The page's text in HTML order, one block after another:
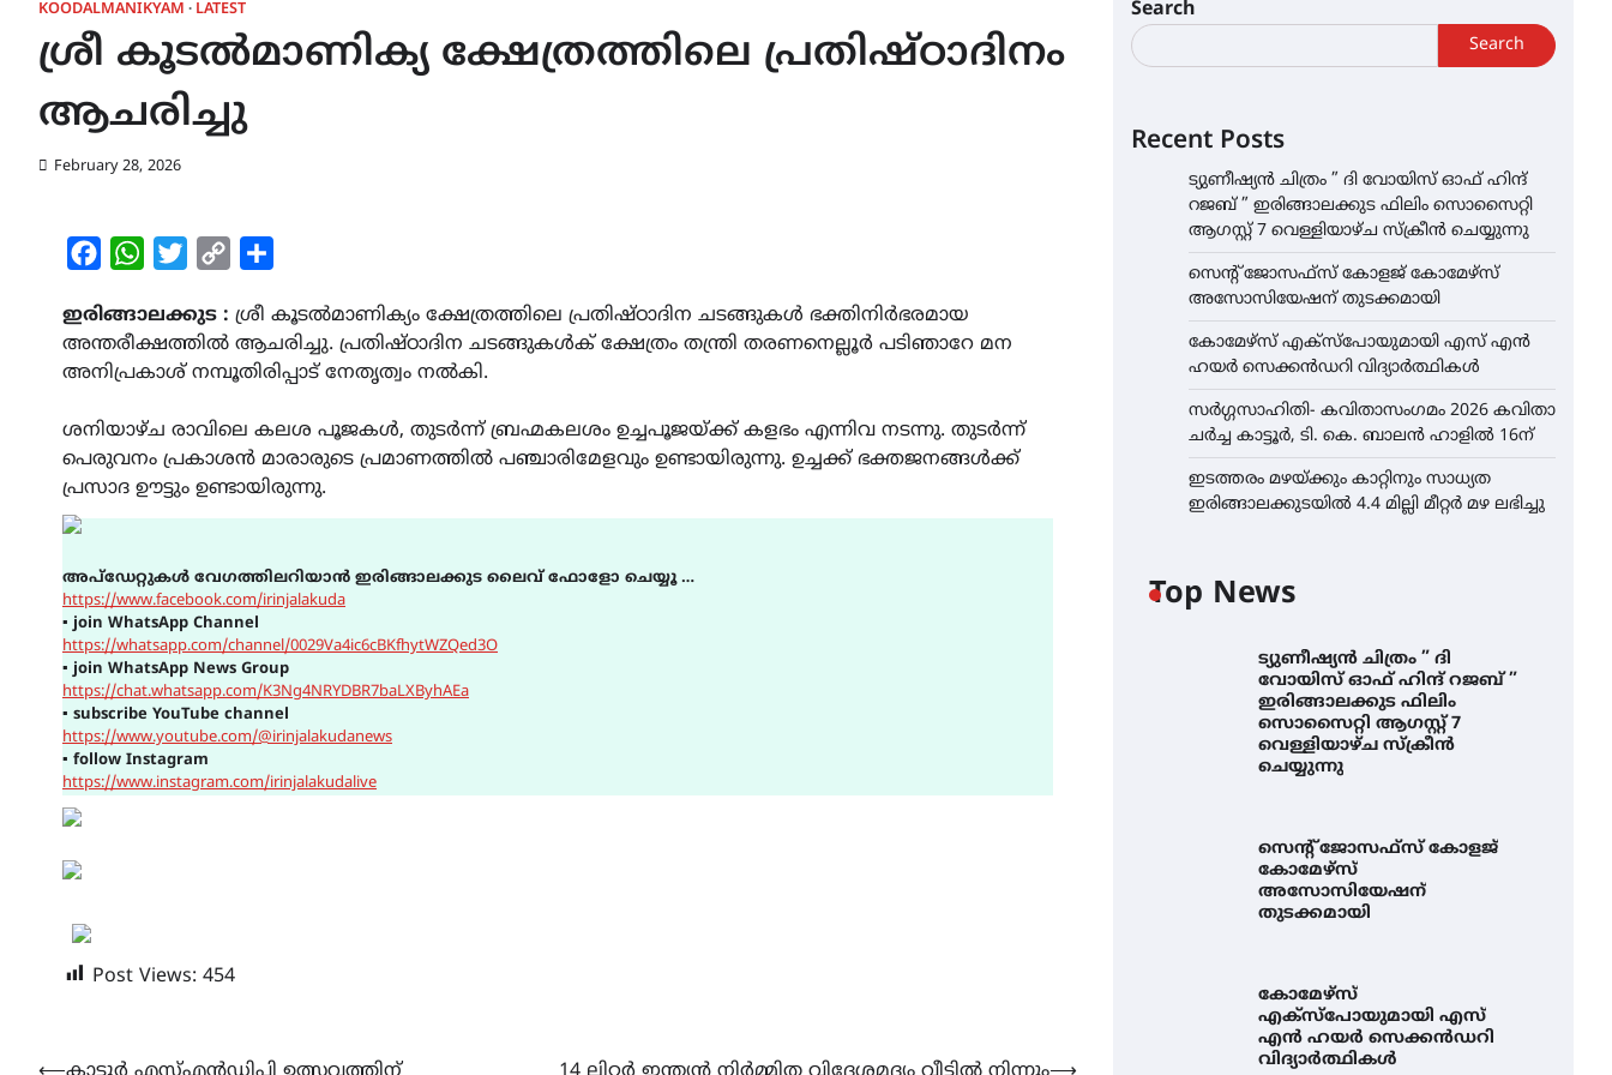
KOODALMANIKYAM LATEST
ശ്രീ കൂടൽമാണിക്യ ക്ഷേത്രത്തിലെ പ്രതിഷ്ഠാദിനം
ആചരിച്ചു
February 28, 2026
FacebookWhatsAppTwitterCopy
ഇരിങ്ങാലക്കുട : ശ്രീ കൂടൽമാണിക്യം ക്ഷേത്രത്തിലെ പ്രതിഷ്ഠാദിന ചടങ്ങുകൾ ഭക്തിനിർഭരമായ
അന്തരീക്ഷത്തിൽ ആചരിച്ചു. പ്രതിഷ്ഠാദിന ചടങ്ങുകൾക് ക്ഷേത്രം തന്ത്രി തരണനെല്ലൂർ പടിഞാറേ മന
അനിപ്രകാശ് നമ്പൂതിരിപ്പാട് നേതൃത്വം നൽകി.
ശനിയാഴ്ച രാവിലെ കലശ പൂജകൾ, തുടർന്ന് ബ്രഹ്മകലശം ഉച്ചപൂജയ്ക്ക് കളഭം എന്നിവ നടന്നു. തുടർന്ന്
പെരുവനം പ്രകാശൻ മാരാരുടെ പ്രമാണത്തിൽ പഞ്ചാരിമേളവും ഉണ്ടായിരുന്നു. ഉച്ചക്ക് ഭക്തജനങ്ങൾക്ക്
പ്രസാദ ഊട്ടും ഉണ്ടായിരുന്നു.
അപ്ഡേറ്റുകൾ വേഗത്തിലറിയാൻ ഇരിങ്ങാലക്കുട ലൈവ് ഫോളോ ചെയ്യൂ …
https://www.facebook.com/irinjalakuda
▪join WhatsApp Channel
https://whatsapp.com/channel/0029Va4ic6cBKfhytWZQed3O
▪join WhatsApp News Group
https://chat.whatsapp.com/K3Ng4NRYDBR7baLXByhAEa
▪ subscribe YouTube channel
https://www.youtube.com/@irinjalakudanews
▪ follow Instagram
https://www.instagram.com/irinjalakudalive
Post Views: 454
Search
Search
Recent Posts
ട്യുണീഷ്യൻ ചിത്രം ” ദി വോയിസ് ഓഫ് ഹിന്ദ്
റജബ് ” ഇരിങ്ങാലക്കുട ഫിലിം സൊസൈറ്റി
ആഗസ്റ്റ് 7 വെള്ളിയാഴ്ച സ്‌ക്രീൻ ചെയ്യുന്നു
സെന്റ് ജോസഫ്സ് കോളജ് കോമേഴ്‌സ്
അസോസിയേഷന് തുടക്കമായി
കോമേഴ്സ് എക്സ്പോയുമായി എസ് എൻ
ഹയർ സെക്കൻഡറി വിദ്യാർത്ഥികൾ
സർഗ്ഗസാഹിതി- കവിതാസംഗമം 2026 കവിതാ
ചർച്ച കാട്ടൂർ, ടി. കെ. ബാലൻ ഹാളിൽ 16ന്
ഇടത്തരം മഴയ്ക്കും കാറ്റിനും സാധ്യത
ഇരിങ്ങാലക്കുടയിൽ 4.4 മില്ലി മീറ്റർ മഴ ലഭിച്ചു
Top News
ട്യുണീഷ്യൻ ചിത്രം ” ദി
വോയിസ് ഓഫ് ഹിന്ദ് റജബ് ”
ഇരിങ്ങാലക്കുട ഫിലിം
സൊസൈറ്റി ആഗസ്റ്റ് 7
വെള്ളിയാഴ്ച സ്‌ക്രീൻ
ചെയ്യുന്നു
സെന്റ് ജോസഫ്സ് കോളജ്
കോമേഴ്‌സ്
അസോസിയേഷന്
തുടക്കമായി
കോമേഴ്സ്
എക്സ്പോയുമായി എസ്
എൻ ഹയർ സെക്കൻഡറി
വിദ്യാർത്ഥികൾ